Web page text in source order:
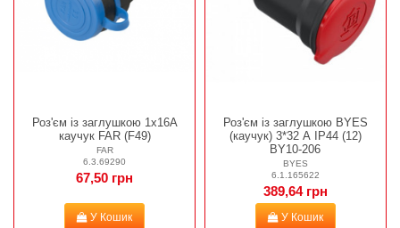
Роз'єм із заглушкою 1х16А
каучук FAR (F49)
FAR
6.3.69290
67,50 грн
У Кошик
Роз'єм із заглушкою BYES
(каучук) 3*32 А IP44 (12)
BY10-206
BYES
6.1.165622
389,64 грн
У Кошик